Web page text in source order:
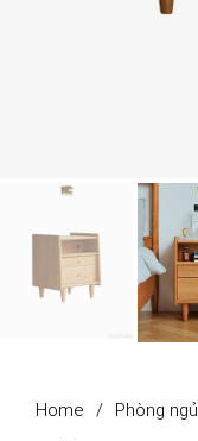
Home / Phòng ngủ